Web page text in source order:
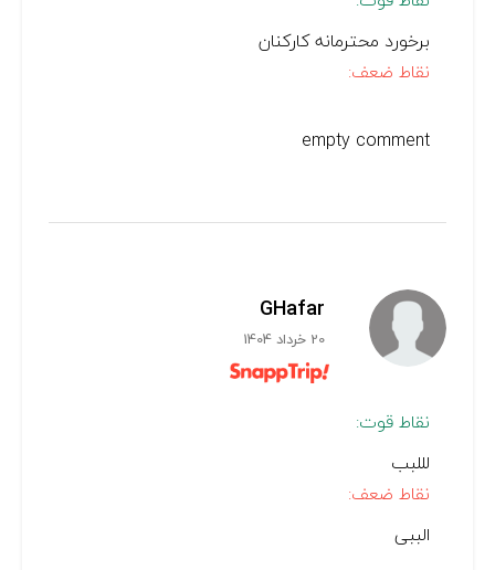
برخورد محترمانه کارکنان
نقاط ضعف:
empty comment
GHafar
20 خرداد 1404
نقاط قوت:
لللبب
نقاط ضعف:
الببی